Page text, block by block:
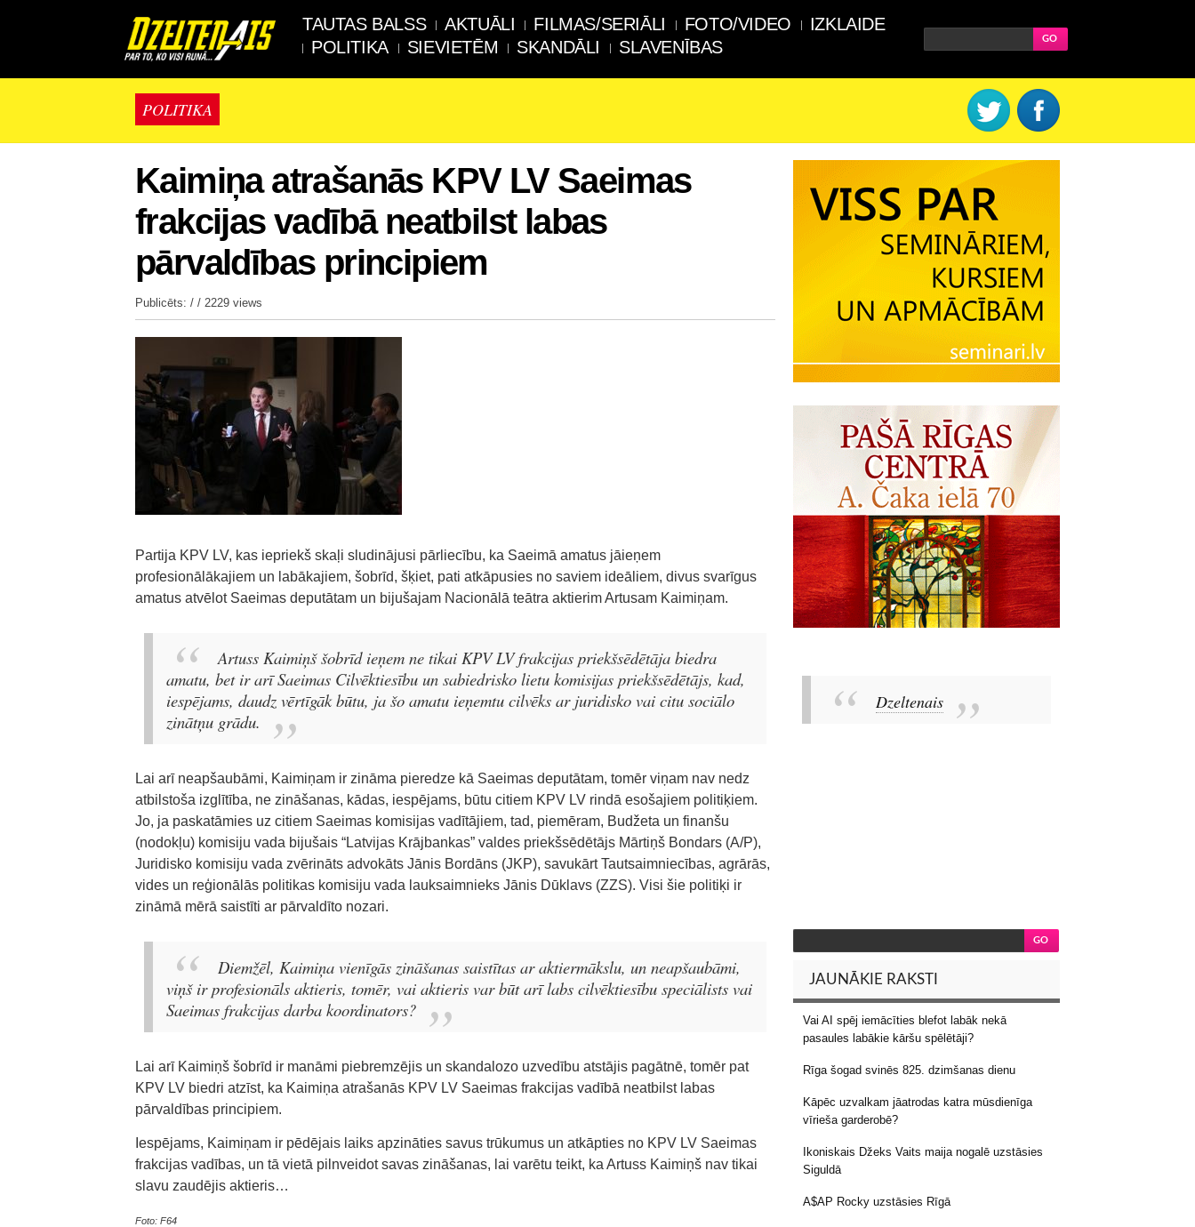
TAUTAS BALSS AKTUĀLI FILMAS/SERIĀLI FOTO/VIDEO
IZKLAIDE
POLITIKA
SIEVIETĒM SKANDĀLI SLAVENĪBAS
POLITIKA
Kaimiņa atrašanās KPV LV Saeimas
frakcijas vadībā neatbilst labas
pārvaldības principiem
Publicēts: / / 2229 views
Partija KPV LV, kas iepriekš skaļi sludinājusi pārliecību, ka Saeimā amatus jāieņem
profesionālākajiem un labākajiem, šobrīd, šķiet, pati atkāpusies no saviem ideāliem, divus svarīgus
amatus atvēlot Saeimas deputātam un bijušajam Nacionālā teātra aktierim Artusam Kaimiņam.
Artuss Kaimiņš šobrīd ieņem ne tikai KPV LV frakcijas priekšsēdētāja biedra
amatu, bet ir arī Saeimas Cilvēktiesību un sabiedrisko lietu komisijas priekšsēdētājs, kad,
iespējams, daudz vērtīgāk būtu, ja šo amatu ieņemtu cilvēks ar juridisko vai citu sociālo
zinātņu grādu.
Lai arī neapšaubāmi, Kaimiņam ir zināma pieredze kā Saeimas deputātam, tomēr viņam nav nedz
atbilstoša izglītība, ne zināšanas, kādas, iespējams, būtu citiem KPV LV rindā esošajiem politiķiem.
Jo, ja paskatāmies uz citiem Saeimas komisijas vadītājiem, tad, piemēram, Budžeta un finanšu
(nodokļu) komisiju vada bijušais “Latvijas Krājbankas” valdes priekšsēdētājs Mārtiņš Bondars (A/P),
Juridisko komisiju vada zvērināts advokāts Jānis Bordāns (JKP), savukārt Tautsaimniecības, agrārās,
vides un reģionālās politikas komisiju vada lauksaimnieks Jānis Dūklavs (ZZS). Visi šie politiķi ir
zināmā mērā saistīti ar pārvaldīto nozari.
Diemžēl, Kaimiņa vienīgās zināšanas saistītas ar aktiermākslu, un neapšaubāmi,
viņš ir profesionāls aktieris, tomēr, vai aktieris var būt arī labs cilvēktiesību speciālists vai
Saeimas frakcijas darba koordinators?
Lai arī Kaimiņš šobrīd ir manāmi piebremzējis un skandalozo uzvedību atstājis pagātnē, tomēr pat
KPV LV biedri atzīst, ka Kaimiņa atrašanās KPV LV Saeimas frakcijas vadībā neatbilst labas
pārvaldības principiem.
Iespējams, Kaimiņam ir pēdējais laiks apzināties savus trūkumus un atkāpties no KPV LV Saeimas
frakcijas vadības, un tā vietā pilnveidot savas zināšanas, lai varētu teikt, ka Artuss Kaimiņš nav tikai
slavu zaudējis aktieris…
Foto: F64
Dzeltenais
JAUNĀKIE RAKSTI
Vai AI spēj iemācīties blefot labāk nekā
pasaules labākie kāršu spēlētāji?
Rīga šogad svinēs 825. dzimšanas dienu
Kāpēc uzvalkam jāatrodas katra mūsdienīga
vīrieša garderobē?
Ikoniskais Džeks Vaits maija nogalē uzstāsies
Siguldā
A$AP Rocky uzstāsies Rīgā